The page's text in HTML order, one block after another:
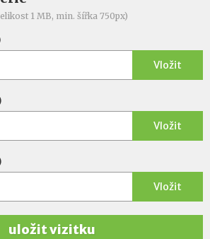
1 MB, min. šířka 750px)
Vložit
Vložit
Vložit
uložit vizitku